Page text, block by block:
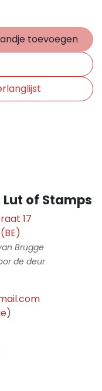
toevoegen
of Stamps
17
Brugge
de deur